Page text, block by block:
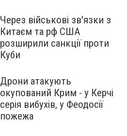
Через військові зв'язки з
Китаєм та рф США
розширили санкції проти
Куби
Дрони атакують
окупований Крим - у Керчі
серія вибухів, у Феодосії
пожежа